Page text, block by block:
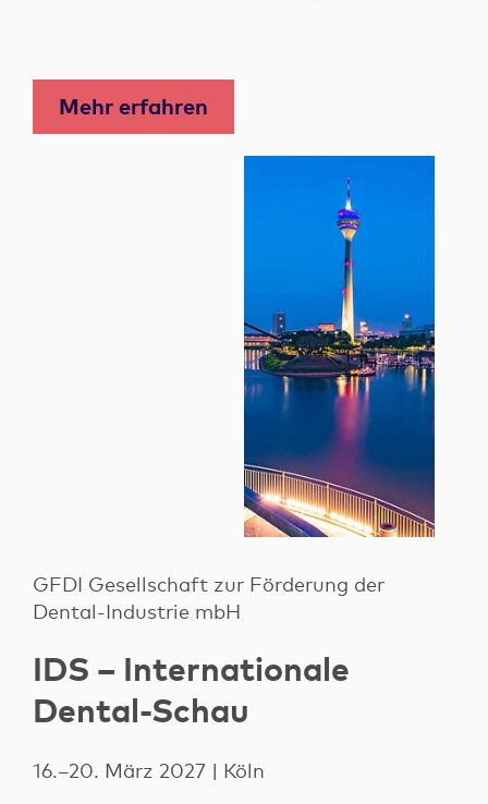
Mehr erfahren
GFDI Gesellschaft zur Förderung der
Dental-Industrie mbH
IDS – Internationale
Dental-Schau
16.–20. März 2027 | Köln